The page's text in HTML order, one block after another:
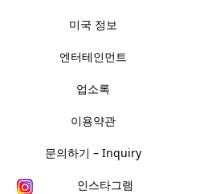
미국 정보
엔터테인먼트
업소록
이용약관
문의하기 – Inquiry
인스타그램